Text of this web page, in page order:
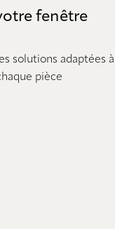
fenêtre
solutions adaptées à
pièce